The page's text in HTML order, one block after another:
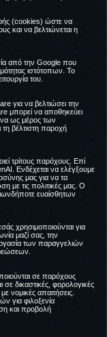
(cookies) ώστε να
και να βελτιώνεται η
από την Google που
ιστότοπων. Το
του.
για να βελτιώσει την
μπορεί να αποθηκεύει
ως μέρος των
τη βέλτιστη παροχή
τρίτους παρόχους. Επί
Ενδέχεται να ελέγξουμε
μας για να τα
με τις πολιτικές μας. Ο
ευαίσθητων
χρησιμοποιούνται για
μαζί σας, την
των παραγγελιών
σε παρόχους
δικαστικές, φορολογικές
νομικές απαιτήσεις.
για φιλοξενία
και προβολή